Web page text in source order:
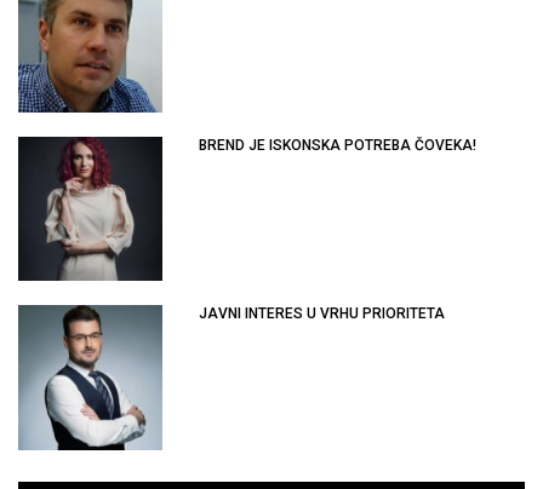
BREND JE ISKONSKA POTREBA ČOVEKA!
JAVNI INTERES U VRHU PRIORITETA